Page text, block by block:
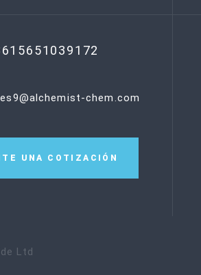
chem.com
UNA COTIZACIÓN
Ltd